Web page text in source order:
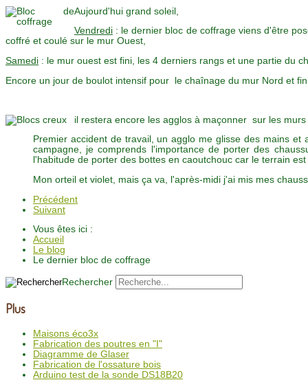
Aujourd'hui grand soleil,
Vendredi : le dernier bloc de coffrage viens d'être
coffré et coulé sur le mur Ouest,
Samedi : le mur ouest est fini, les 4 derniers rangs et une partie du
Encore un jour de boulot intensif pour le chaînage du mur Nord et
il restera encore les agglos à maçonner sur les murs
Premier accident de travail, un agglo me glisse des mains
campagne, je comprends l'importance de porter des
l'habitude de porter des bottes en caoutchouc car le terrain
Mon orteil et violet, mais ça va, l'après-midi j'ai mis mes
Précédent
Suivant
Vous êtes ici :
Accueil
Le blog
Le dernier bloc de coffrage
Rechercher
Plus
Maisons éco3x
Fabrication des poutres en "I"
Diagramme de Glaser
Fabrication de l'ossature bois
Arduino test de la sonde DS18B20